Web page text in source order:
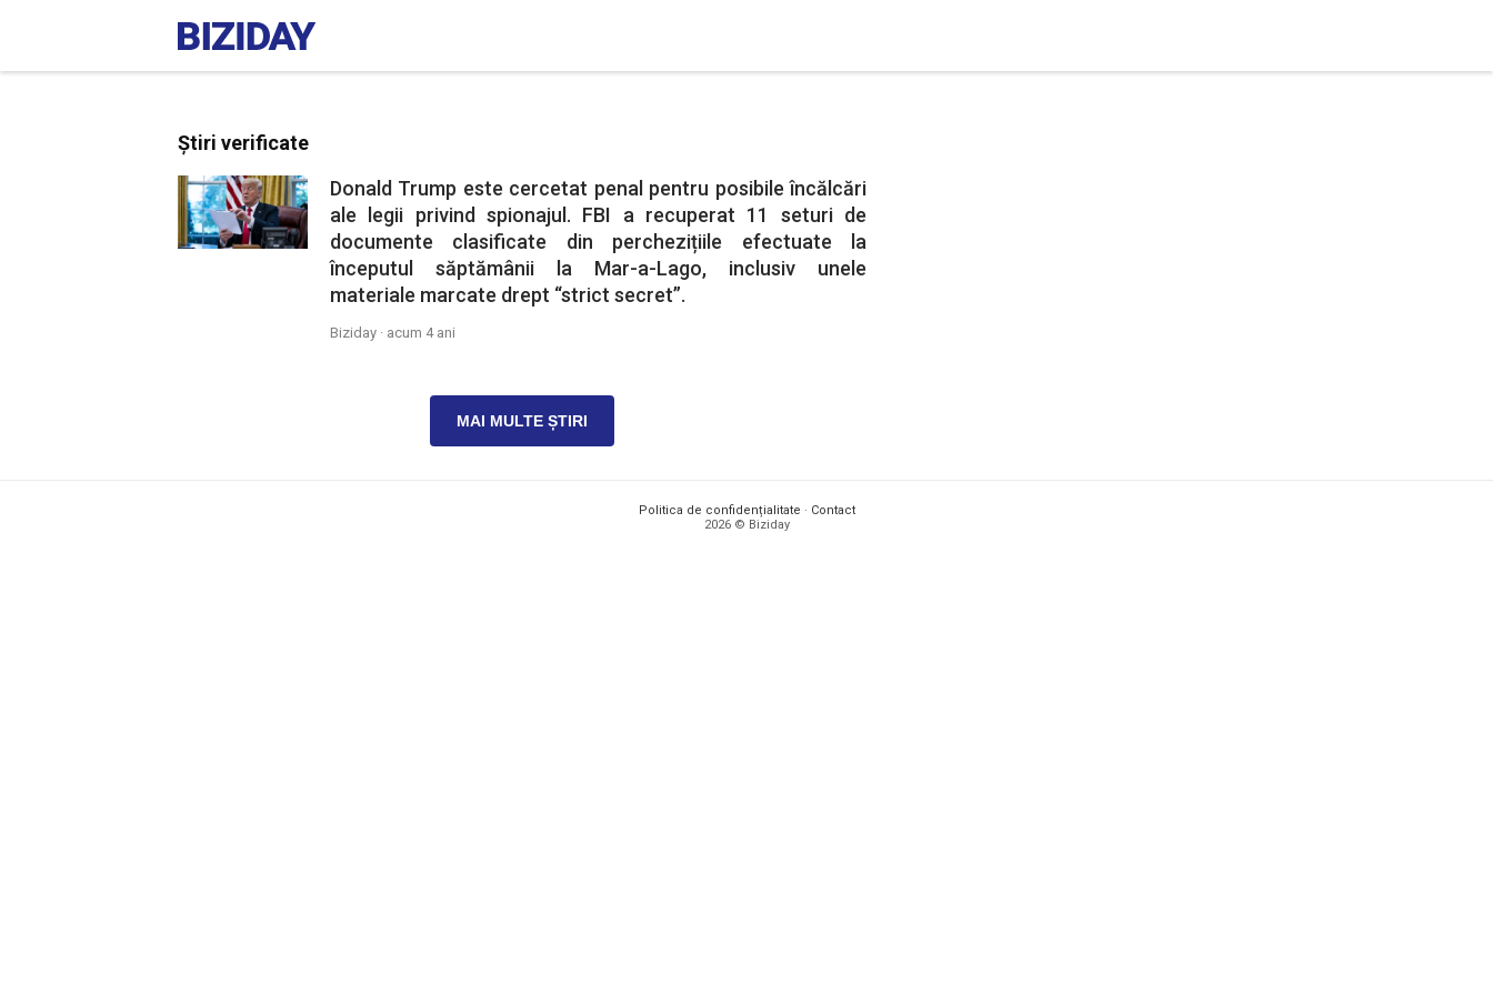
Știri verificate
Donald Trump este cercetat penal pentru posibile încălcări
ale legii privind spionajul. FBI a recuperat 11 seturi de
documente clasificate din perchezițiile efectuate la
începutul săptămânii la Mar-a-Lago, inclusiv unele
materiale marcate drept “strict secret”.
Biziday · acum 4 ani
MAI MULTE ȘTIRI
Politica de confidențialitate · Contact
2026 © Biziday